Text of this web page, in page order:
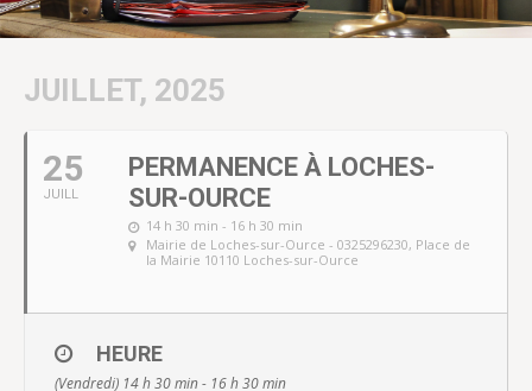
JUILLET, 2025
25
JUILL
PERMANENCE À LOCHES-
SUR-OURCE
14 h 30 min - 16 h 30 min
Mairie de Loches-sur-Ource - 0325296230, Place de
la Mairie 10110 Loches-sur-Ource
HEURE
(Vendredi) 14 h 30 min - 16 h 30 min